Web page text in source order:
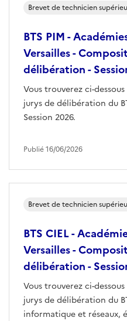
BTS PIM -
Versailles -
délibération -
Vous trouverez ci-
jurys de délibération du
Session 2026.
Brevet de technicien
Publié 16/06/2026
BTS CIEL -
Versailles -
délibération -
Vous trouverez ci-
jurys de délibération du
informatique et réseaux,
Brevet de technicien